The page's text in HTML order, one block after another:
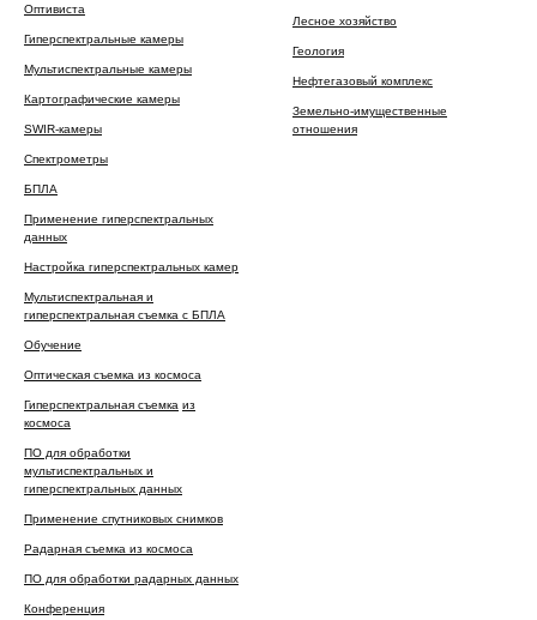
Оптивиста
Гиперспектральные камеры
Мультиспектральные камеры
Картографические камеры
SWIR-камеры
Спектрометры
БПЛА
Применение гиперспектральных
данных
Настройка гиперспектральных камер
Мультиспектральная и
гиперспектральная съемка с БПЛА
Обучение
Оптическая съемка из космоса
Гиперспектральная съемка из
космоса
ПО для обработки
мультиспектральных и
гиперспектральных данных
Применение спутниковых снимков
Радарная съемка из космоса
ПО для обработки радарных данных
Конференция
Лесное хозяйство
Геология
Нефтегазовый комплекс
Земельно-имущественные
отношения